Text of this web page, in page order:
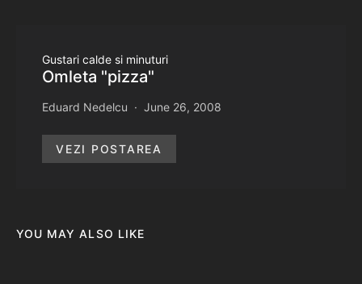
Gustari calde si minuturi
Omleta "pizza"
Eduard Nedelcu June 26, 2008
VEZI POSTAREA
YOU MAY ALSO LIKE